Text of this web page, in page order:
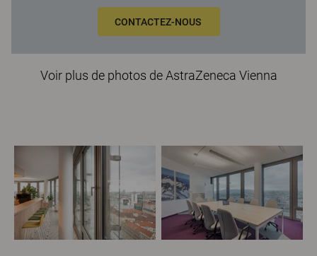
CONTACTEZ-NOUS
Voir plus de photos de AstraZeneca Vienna